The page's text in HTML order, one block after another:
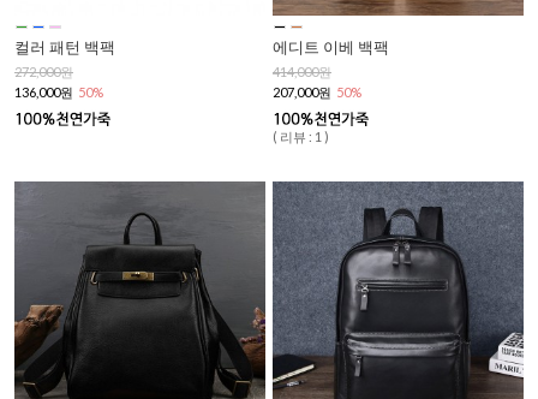
컬러 패턴 백팩
272,000원
136,000원 50%
에디트 이베 백팩
414,000원
207,000원 50%
( 리뷰 : 1 )